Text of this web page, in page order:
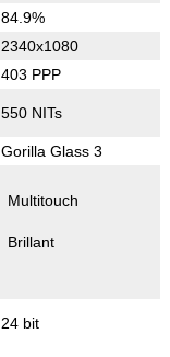
84.9%
2340x1080
403 PPP
550 NITs
Gorilla Glass 3
Multitouch
Brillant
24 bit